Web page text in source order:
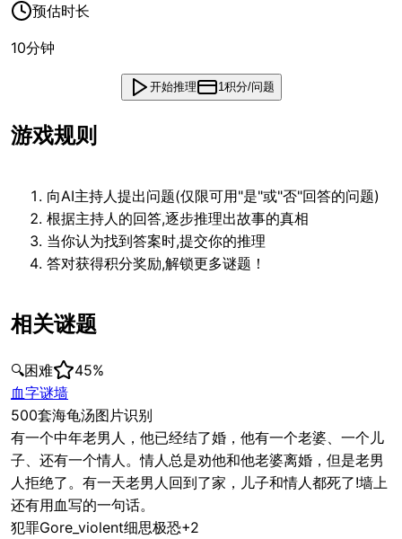
预估时长
10分钟
开始推理 1积分/问题
游戏规则
向AI主持人提出问题(仅限可用"是"或"否"回答的问题)
根据主持人的回答,逐步推理出故事的真相
当你认为找到答案时,提交你的推理
答对获得积分奖励,解锁更多谜题！
相关谜题
🔍困难 45%
血字谜墙
500套海龟汤图片识别
有一个中年老男人，他已经结了婚，他有一个老婆、一个儿
子、还有一个情人。情人总是劝他和他老婆离婚，但是老男
人拒绝了。有一天老男人回到了家，儿子和情人都死了!墙上
还有用血写的一句话。
犯罪Gore_violent细思极恐+2